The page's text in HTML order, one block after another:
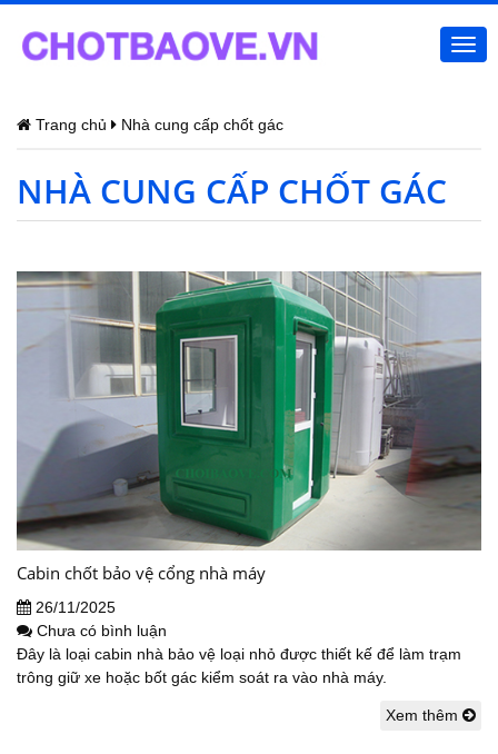
Trang chủ Nhà cung cấp chốt gác
NHÀ CUNG CẤP CHỐT GÁC
Cabin chốt bảo vệ cổng nhà máy
26/11/2025
Chưa có bình luận
Đây là loại cabin nhà bảo vệ loại nhỏ được thiết kế để làm trạm
trông giữ xe hoặc bốt gác kiểm soát ra vào nhà máy.
Xem thêm